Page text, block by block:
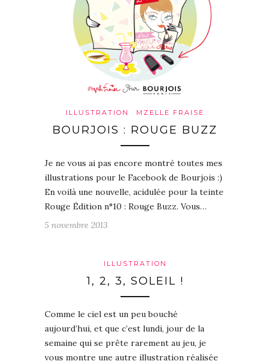
ILLUSTRATION MZELLE FRAISE
BOURJOIS : ROUGE BUZZ
Je ne vous ai pas encore montré toutes mes
illustrations pour le Facebook de Bourjois :)
En voilà une nouvelle, acidulée pour la teinte
Rouge Édition n°10 : Rouge Buzz. Vous…
5 novembre 2013
ILLUSTRATION
1, 2, 3, SOLEIL !
Comme le ciel est un peu bouché
aujourd’hui, et que c’est lundi, jour de la
semaine qui se prête rarement au jeu, je
vous montre une autre illustration réalisée